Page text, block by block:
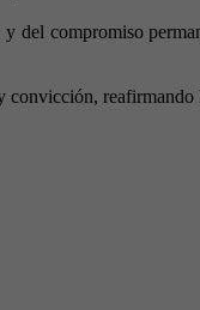
compromiso